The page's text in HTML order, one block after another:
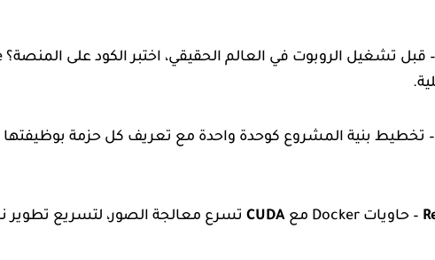
– تخطيط بنية المشروع كوحدة واحدة مع تعريف كل حزمة بوظيفتها
– حاويات Docker مع CUDA